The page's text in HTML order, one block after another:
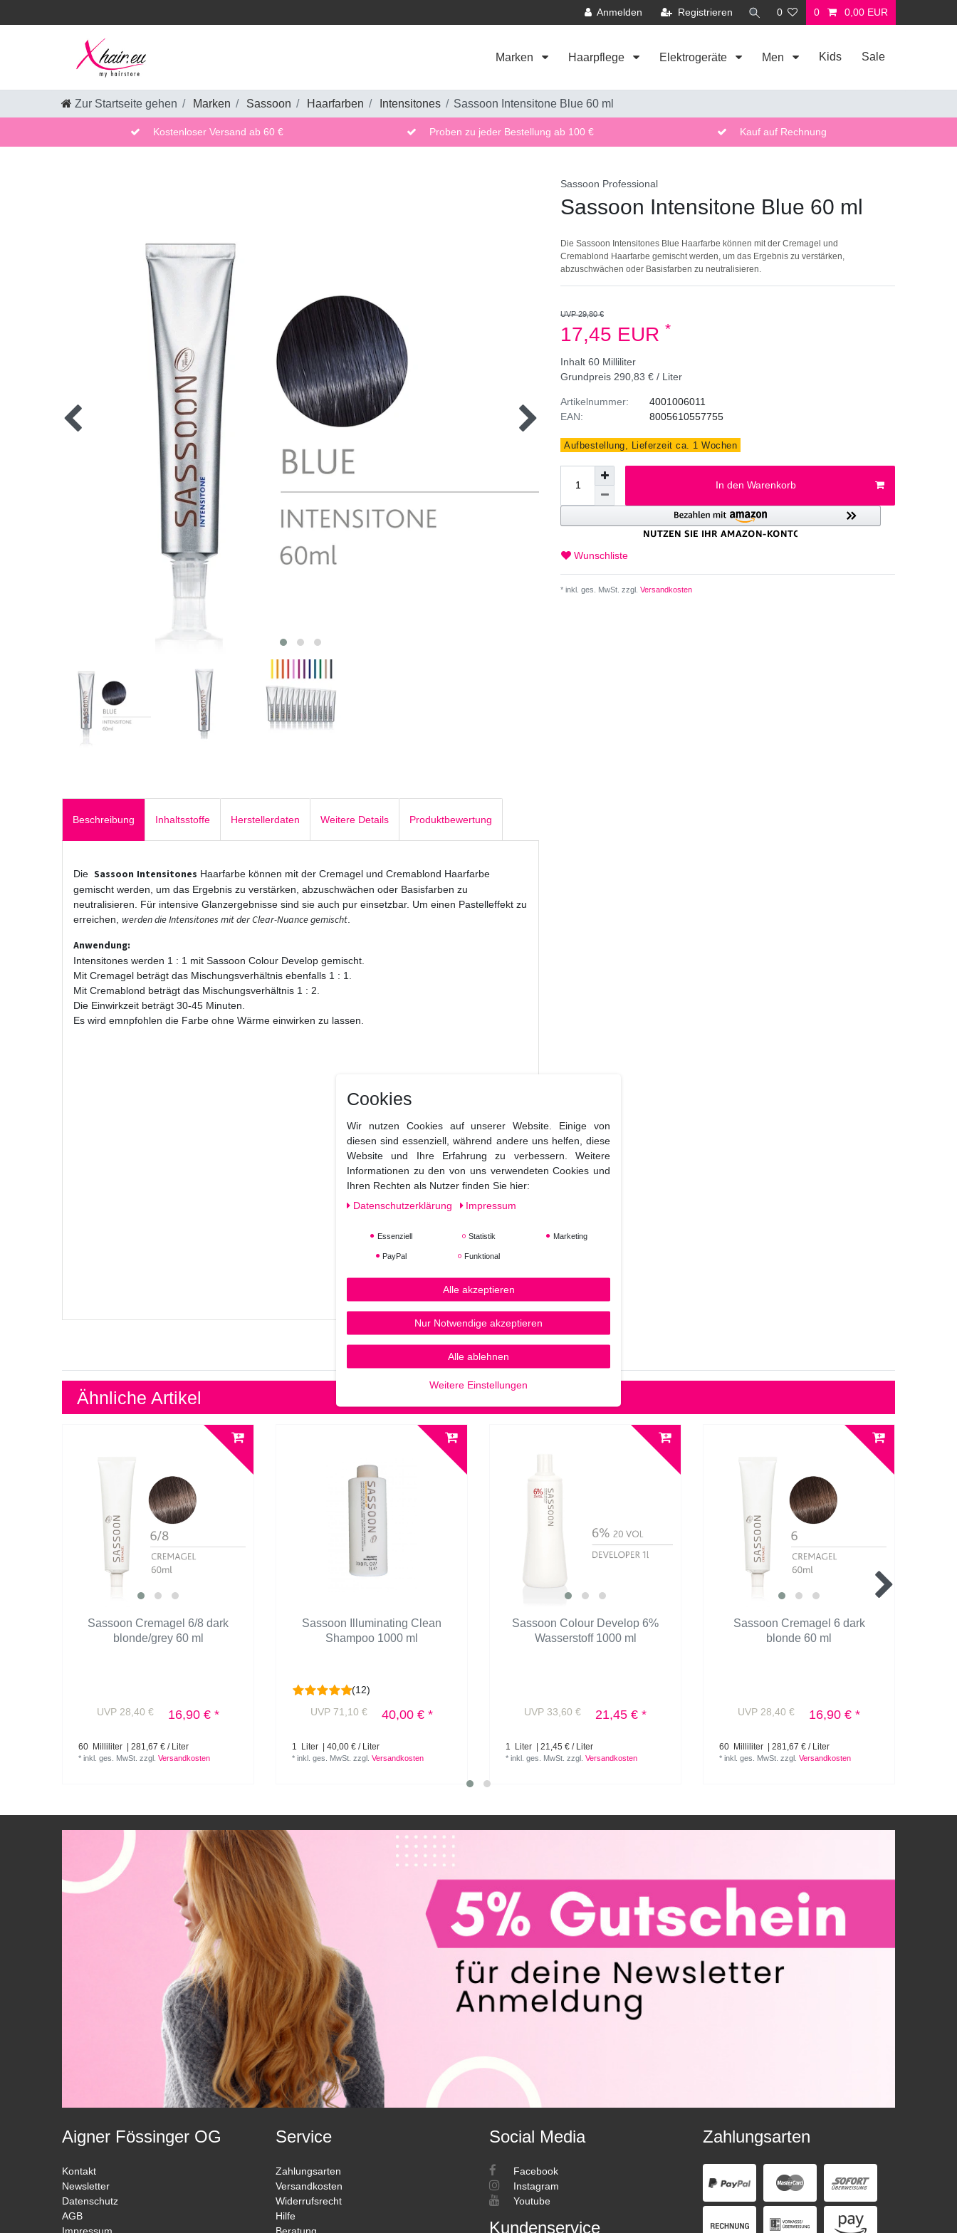
Anmelden Registrieren 0 0 0,00 EUR
Marken Haarpflege Elektrogeräte Men Kids Sale
Zur Startseite gehen Marken Sassoon Haarfarben Intensitones Sassoon Intensitone Blue 60 ml
Kostenloser Versand ab 60 € Proben zu jeder Bestellung ab 100 € Kauf auf Rechnung
Sassoon Professional
Sassoon Intensitone Blue 60 ml
Die Sassoon Intensitones Blue Haarfarbe können mit der Cremagel und
Cremablond Haarfarbe gemischt werden, um das Ergebnis zu verstärken,
abzuschwächen oder Basisfarben zu neutralisieren.
UVP 29,80 €
17,45 EUR *
Inhalt 60 Milliliter
Grundpreis 290,83 € / Liter
Artikelnummer:
EAN:
4001006011
8005610557755
Aufbestellung, Lieferzeit ca. 1 Wochen
In den Warenkorb
Wunschliste
* inkl. ges. MwSt. zzgl. Versandkosten
Beschreibung Inhaltsstoffe Herstellerdaten Weitere Details Produktbewertung
Die Sassoon Intensitones Haarfarbe können mit der Cremagel und Cremablond Haarfarbe
gemischt werden, um das Ergebnis zu verstärken, abzuschwächen oder Basisfarben zu
neutralisieren. Für intensive Glanzergebnisse sind sie auch pur einsetzbar. Um einen Pastelleffekt zu
erreichen, werden die Intensitones mit der Clear-Nuance gemischt
Anwendung:
Intensitones werden 1 : 1 mit Sassoon Colour Develop gemischt.
Mit Cremagel beträgt das Mischungsverhältnis ebenfalls 1 : 1.
Mit Cremablond beträgt das Mischungsverhältnis 1 : 2.
Die Einwirkzeit beträgt 30-45 Minuten.
Es wird emnpfohlen die Farbe ohne Wärme einwirken zu lassen.
Ähnliche Artikel
Sassoon Cremagel 6/8 dark
blonde/grey 60 ml
UVP 28,40 € 16,90 € *
60 Milliliter | 281,67 € / Liter
*inkl. ges. MwSt. zzgl.Versandkosten
Sassoon Illuminating Clean
Shampoo 1000 ml
(12)
UVP 71,10 €
40,00 € *
1 Liter | 40,00 € / Liter
*inkl. ges. MwSt. zzgl.Versandkosten
Sassoon Colour Develop 6%
Wasserstoff 1000 ml
UVP 33,60 € 21,45 € *
1 Liter | 21,45 € / Liter
*inkl. ges. MwSt. zzgl.Versandkosten
Sassoon Cremagel 6 dark
blonde 60 ml
UVP 28,40 € 16,90 € *
60 Milliliter | 281,67 € / Liter
*inkl. ges. MwSt. zzgl.Versandkosten
Aigner Fössinger OG
Kontakt
Newsletter
Datenschutz
AGB
Impressum
Service
Zahlungsarten
Versandkosten
Widerrufsrecht
Hilfe
Beratung
Social Media
Facebook
Instagram
Youtube
Kundenservice
Zahlungsarten
Cookies
Wir nutzen Cookies auf unserer Website. Einige von
diesen sind essenziell, während andere uns helfen, diese
Website und Ihre Erfahrung zu verbessern. Weitere
Informationen zu den von uns verwendeten Cookies und
Ihren Rechten als Nutzer finden Sie hier:
Daten­schutz­erklärung
Impressum
Essenziell Statistik Marketing
PayPal Funktional
Alle akzeptieren
Nur Notwendige akzeptieren
Alle ablehnen
Weitere Einstellungen